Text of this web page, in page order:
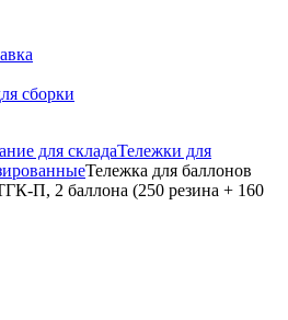
сборки
для складаТележки для
Тележка для баллонов
П, 2 баллона (250 резина + 160